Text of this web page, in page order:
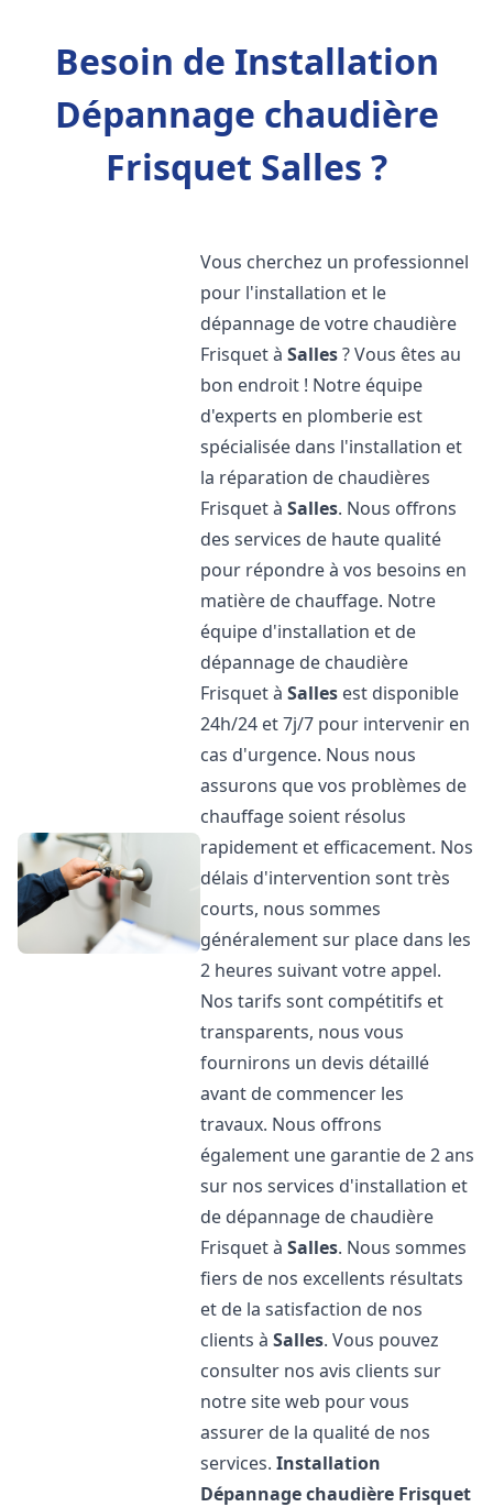
Besoin de Installation
Dépannage chaudière
Frisquet Salles ?
Vous cherchez un professionnel
pour l'installation et le
dépannage de votre chaudière
Frisquet àSalles? Vous êtes au
bon endroit ! Notre équipe
d'experts en plomberie est
spécialisée dans l'installation et
la réparation de chaudières
Frisquet àSalles. Nous offrons
des services de haute qualité
pour répondre à vos besoins en
matière de chauffage. Notre
équipe d'installation et de
dépannage de chaudière
Frisquet àSalles est disponible
24h/24 et 7j/7 pour intervenir en
cas d'urgence. Nous nous
assurons que vos problèmes de
chauffage soient résolus
rapidement et efficacement. Nos
délais d'intervention sont très
courts, nous sommes
généralement sur place dans les
2 heures suivant votre appel.
Nos tarifs sont compétitifs et
transparents, nous vous
fournirons un devis détaillé
avant de commencer les
travaux. Nous offrons
également une garantie de 2 ans
sur nos services d'installation et
de dépannage de chaudière
Frisquet àSalles. Nous sommes
fiers de nos excellents résultats
et de la satisfaction de nos
clients àSalles. Vous pouvez
consulter nos avis clients sur
notre site web pour vous
assurer de la qualité de nos
services.Installation
Dépannage chaudière Frisquet